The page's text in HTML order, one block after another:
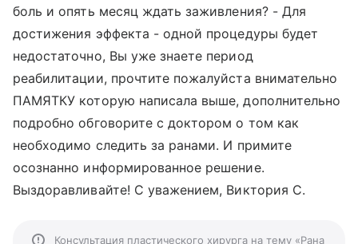
боль и опять месяц ждать заживления? - Для
достижения эффекта - одной процедуры будет
недостаточно, Вы уже знаете период
реабилитации, прочтите пожалуйста внимательно
ПАМЯТКУ которую написала выше, дополнительно
подробно обговорите с доктором о том как
необходимо следить за ранами. И примите
осознанно информированное решение.
Выздоравливайте! С уважением, Виктория С.
Консультация пластического хирурга на тему «Рана